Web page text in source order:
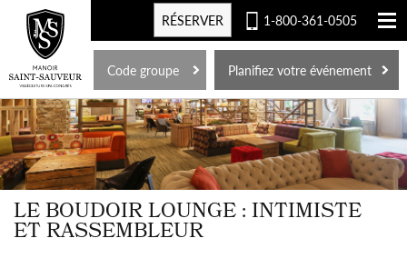
EN
1-800-361-0505
RÉSERVER
Planifiez votre événement
Code groupe
LE BOUDOIR LOUNGE : INTIMISTE
ET RASSEMBLEUR